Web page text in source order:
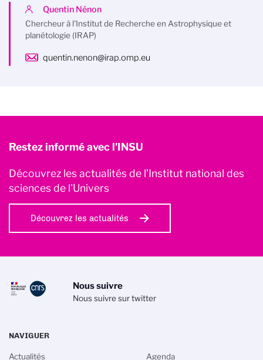
Quentin Nénon
Chercheur à l'Institut de Recherche en Astrophysique et
planétologie (IRAP)
quentin.nenon@irap.omp.eu
Restez informé avec l'INSU
Découvrez les actualités de l’Institut national des
sciences de l'Univers
Découvrez les actualités
Nous suivre
Nous suivre sur twitter
NAVIGUER
Actualités Agenda